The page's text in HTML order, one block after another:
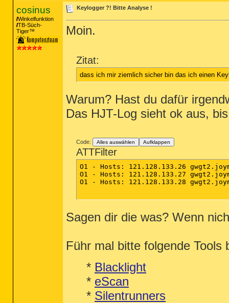
cosinus
Winkelfunktion
TB-Süch-
Tiger™
Keylogger ?! Bitte Analyse !
Moin.
Zitat:
dass ich mir ziemlich sicher bin das ich einen
Warum? Hast du dafür
Das HJT-Log sieht ok aus,
Code: Alles auswählen Aufklappen
ATTFilter
O1 - Hosts: 121.128.133.26
O1 - Hosts: 121.128.133.27
O1 - Hosts: 121.128.133.28
Sagen dir die was? Wenn
Führ mal bitte folgende Tools
* Blacklight
* eScan
* Silentrunners